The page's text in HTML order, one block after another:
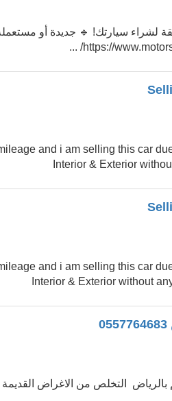
لشراء سيارتك! 🔹 جديدة أو
mileage and i am selling this car
Interior & Exterior
mileage and i am selling this car
Interior & Exterior without